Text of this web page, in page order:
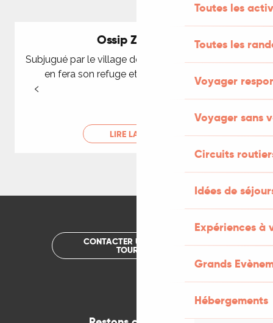
Toutes les
Toutes les
Voyager
Voyager sans
Circuits
Idées de
Expériences à
Grands
Hébergements
Ossip Zadkine
Subjugué par le village des Arques, Ossip Zadkine
en fera son refuge et son lieu de création.
LIRE LA SUITE
CONTACTER UN OFFICE DE
TOURISME